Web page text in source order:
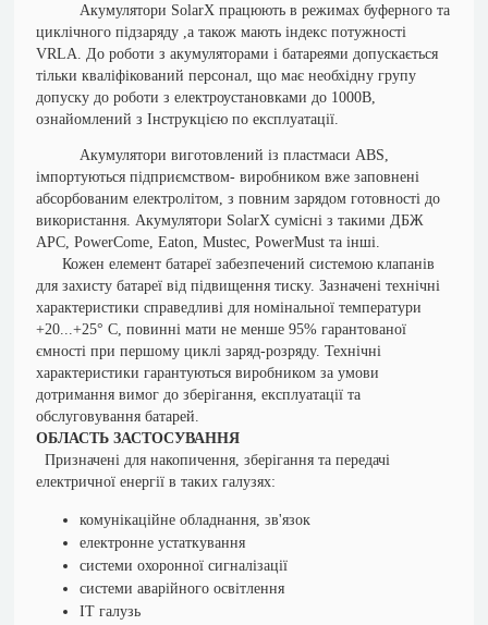
Акумулятори SolarX працюють в режимах буферного та
циклічного підзаряду ,а також мають індекс потужності
VRLA.До роботи з акумуляторами і батареями допускається
тільки кваліфікований персонал, що має необхідну групу
допуску до роботи з електроустановками до 1000В,
ознайомлений з Інструкцією по експлуатації.
Акумулятори виготовлений із пластмаси ABS,
імпортуються підприємством- виробником вже заповнені
абсорбованим електролітом, з повним зарядом готовності до
використання. Акумулятори SolarX сумісні з такими ДБЖ
АРС, PowerCome, Eaton, Mustec, PowerMust та інші.
Кожен елемент батареї забезпечений системою клапанів
для захисту батареї від підвищення тиску. Зазначені технічні
характеристики справедливі для номінальної температури
+20...+25° С, повинні мати не менше 95% гарантованої
ємності при першому циклі заряд-розряду. Технічні
характеристики гарантуються виробником за умови
дотримання вимог до зберігання, експлуатації та
обслуговування батарей.
ОБЛАСТЬ ЗАСТОСУВАННЯ
Призначені для накопичення, зберігання та передачі
електричної енергії в таких галузях:
комунікаційне обладнання, зв'язок
електронне устаткування
системи охоронної сигналізації
системи аварійного освітлення
ІТ галузь